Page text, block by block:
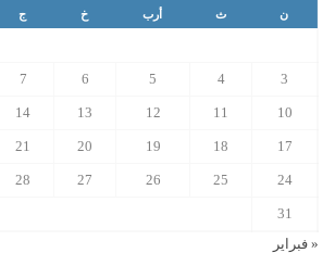
ن ث أرب خ ج
3
4
5
6
7
10
11
12
13
14
17
18
19
20
21
24
25
26
27
28
31
« فبراير